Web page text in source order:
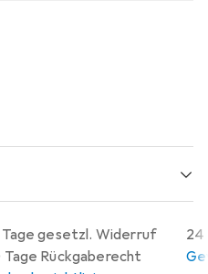
Tage gesetzl. Widerruf
Tage Rückgaberecht
24